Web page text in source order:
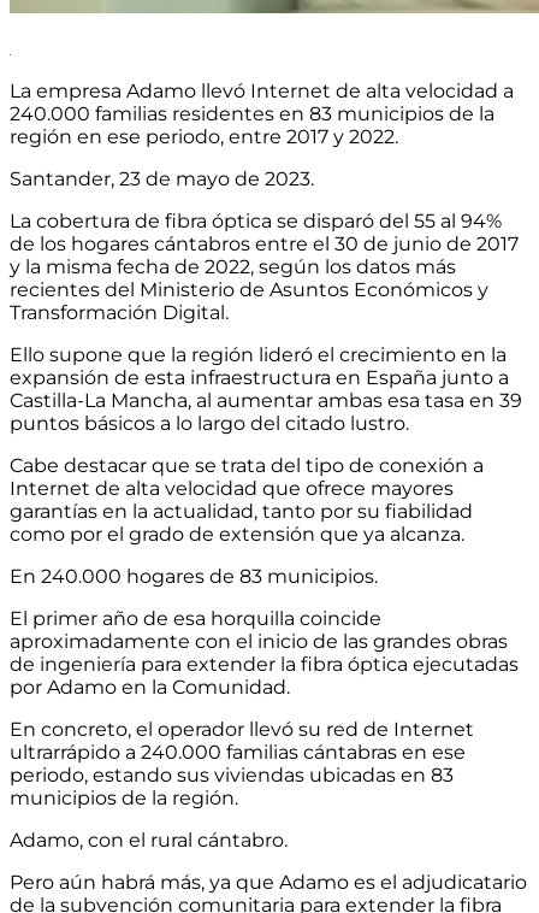
La empresa Adamo llevó Internet de alta velocidad a
240.000 familias residentes en 83 municipios de la
región en ese periodo, entre 2017 y 2022.
Santander, 23 de mayo de 2023.
La cobertura de fibra óptica se disparó del 55 al 94%
de los hogares cántabros entre el 30 de junio de 2017
y la misma fecha de 2022, según los datos más
recientes del Ministerio de Asuntos Económicos y
Transformación Digital.
Ello supone que la región lideró el crecimiento en la
expansión de esta infraestructura en España junto a
Castilla-La Mancha, al aumentar ambas esa tasa en 39
puntos básicos a lo largo del citado lustro.
Cabe destacar que se trata del tipo de conexión a
Internet de alta velocidad que ofrece mayores
garantías en la actualidad, tanto por su fiabilidad
como por el grado de extensión que ya alcanza.
En 240.000 hogares de 83 municipios.
El primer año de esa horquilla coincide
aproximadamente con el inicio de las grandes obras
de ingeniería para extender la fibra óptica ejecutadas
por Adamo en la Comunidad.
En concreto, el operador llevó su red de Internet
ultrarrápido a 240.000 familias cántabras en ese
periodo, estando sus viviendas ubicadas en 83
municipios de la región.
Adamo, con el rural cántabro.
Pero aún habrá más, ya que Adamo es el adjudicatario
de la subvención comunitaria para extender la fibra